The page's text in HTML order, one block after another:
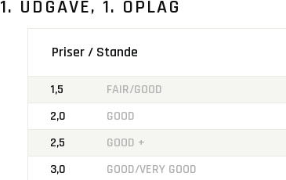
1. UDGAVE, 1. OPLAG
Priser / Stande
1,5 FAIR/GOOD
2,0
GOOD
2,5
GOOD +
3,0
GOOD/VERY GOOD